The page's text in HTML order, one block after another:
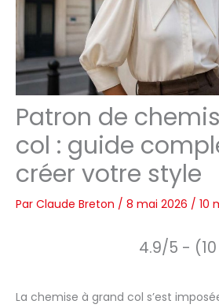
Patron de
col : guide
créer votre style
Par Claude Breton / 8 mai 2026 / 10
4.9/5 -
La chemise à grand col s’est